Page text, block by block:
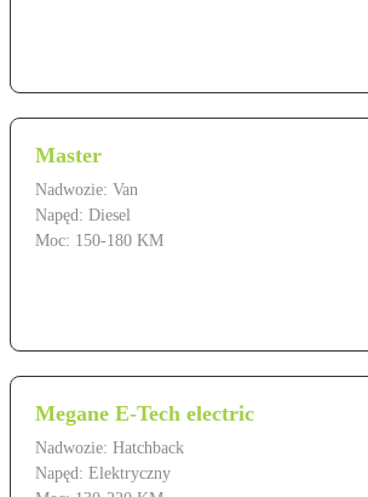
Master
Nadwozie: Van
Napęd: Diesel
Moc: 150-180 KM
Megane E-Tech electric
Nadwozie: Hatchback
Napęd: Elektryczny